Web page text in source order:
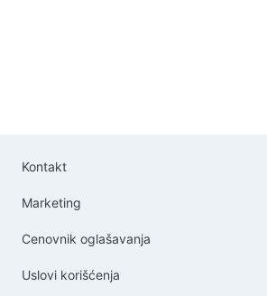
Kontakt
Marketing
Cenovnik oglašavanja
Uslovi korišćenja